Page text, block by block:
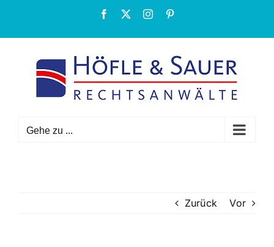
springen
Facebook Instagram
Gehe zu ...
Zurück Vor